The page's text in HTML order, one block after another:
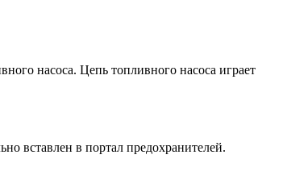
насоса. Цепь топливного насоса играет
вставлен в портал предохранителей.